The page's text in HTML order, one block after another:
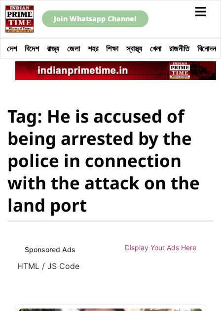
Join Whatsapp Channel
দেশ বিদেশ রাজ্য জেলা শহর শিক্ষা স্বাস্থ্য খেলা রাজনীতি বিনোদন
Tag: He is accused of
being arrested by the
police in connection
with the attack on the
land port
Sponsored Ads Display Your Ads Here
HTML / JS Code